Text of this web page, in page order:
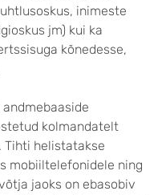
inimeste
jm) kui ka
kõnedesse,
kolmandatelt
Tihti helistatakse
mobiiltelefonidele ning
jaoks on ebasobiv